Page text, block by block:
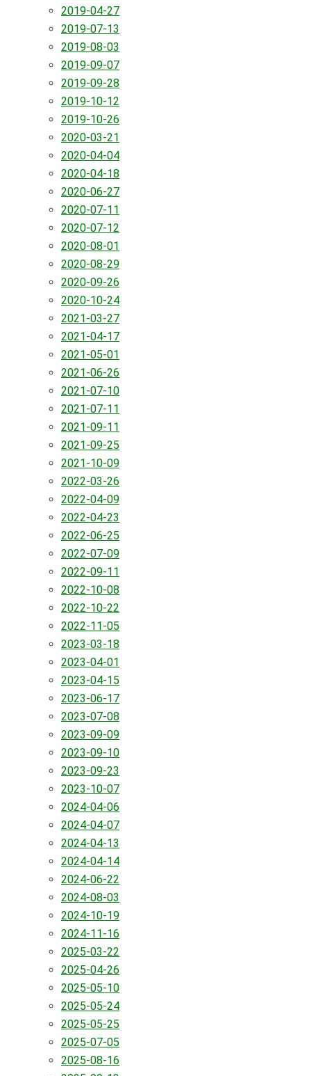
2019-04-27
2019-07-13
2019-08-03
2019-09-07
2019-09-28
2019-10-12
2019-10-26
2020-03-21
2020-04-04
2020-04-18
2020-06-27
2020-07-11
2020-07-12
2020-08-01
2020-08-29
2020-09-26
2020-10-24
2021-03-27
2021-04-17
2021-05-01
2021-06-26
2021-07-10
2021-07-11
2021-09-11
2021-09-25
2021-10-09
2022-03-26
2022-04-09
2022-04-23
2022-06-25
2022-07-09
2022-09-11
2022-10-08
2022-10-22
2022-11-05
2023-03-18
2023-04-01
2023-04-15
2023-06-17
2023-07-08
2023-09-09
2023-09-10
2023-09-23
2023-10-07
2024-04-06
2024-04-07
2024-04-13
2024-04-14
2024-06-22
2024-08-03
2024-10-19
2024-11-16
2025-03-22
2025-04-26
2025-05-10
2025-05-24
2025-05-25
2025-07-05
2025-08-16